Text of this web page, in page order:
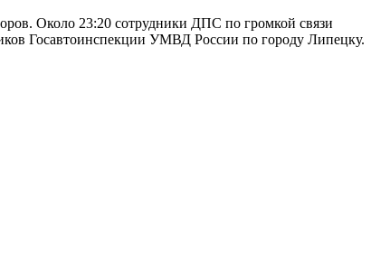
Около 23:20 сотрудники ДПС по громкой связи
Госавтоинспекции УМВД России по городу Липецку.